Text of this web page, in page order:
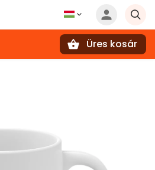
Üres kosár